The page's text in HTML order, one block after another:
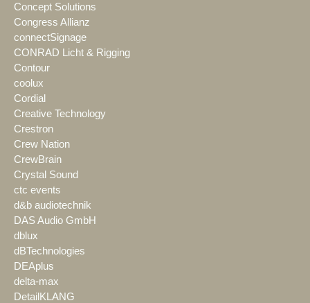
Concept Solutions
Congress Allianz
connectSignage
CONRAD Licht & Rigging
Contour
coolux
Cordial
Creative Technology
Crestron
Crew Nation
CrewBrain
Crystal Sound
ctc events
d&b audiotechnik
DAS Audio GmbH
dblux
dBTechnologies
DEAplus
delta-max
DetailKLANG